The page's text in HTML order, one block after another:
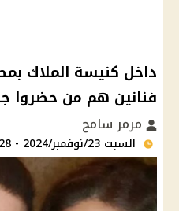
فنانين هم من حضروا
مرمر سامح
السبت 23/نوفمبر/2024 - 02:28 م